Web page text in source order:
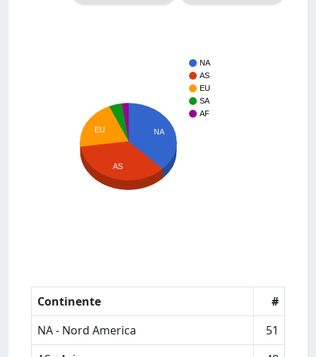
NA
AS
EU
SA
AF
NA
EU
AS
Continente
#
NA - Nord America
51